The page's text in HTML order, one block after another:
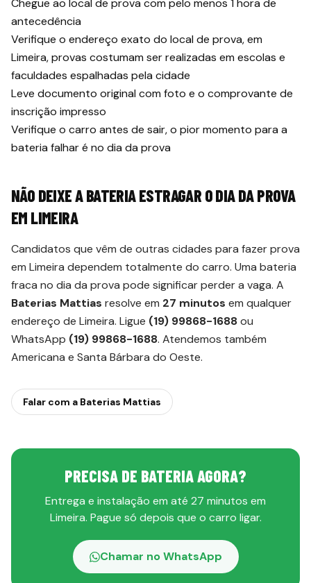
Chegue ao local de prova com pelo menos 1 hora de
antecedência
Verifique o endereço exato do local de prova, em
Limeira, provas costumam ser realizadas em escolas e
faculdades espalhadas pela cidade
Leve documento original com foto e o comprovante de
inscrição impresso
Verifique o carro antes de sair, o pior momento para a
bateria falhar é no dia da prova
NÃO DEIXE A BATERIA ESTRAGAR O DIA DA PROVA
EM LIMEIRA
Candidatos que vêm de outras cidades para fazer prova
em Limeira dependem totalmente do carro. Uma bateria
fraca no dia da prova pode significar perder a vaga. A
Baterias Mattias resolve em 27 minutos em qualquer
endereço de Limeira. Ligue (19) 99868-1688ou
WhatsApp (19) 99868-1688. Atendemos também
Americana e Santa Bárbara do Oeste.
Falar com a Baterias Mattias
PRECISA DE BATERIA AGORA?
Entrega e instalação em até 27 minutos em
Limeira. Pague só depois que o carro ligar.
Chamar no WhatsApp